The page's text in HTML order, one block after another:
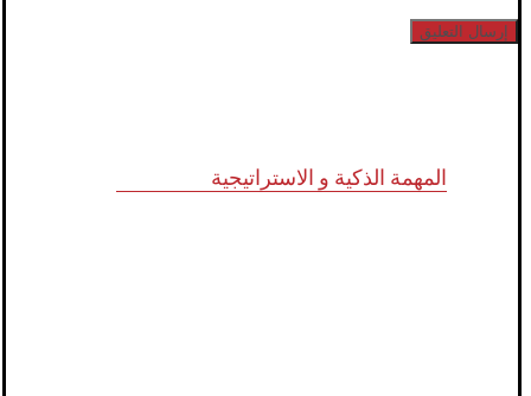
المهمة الذكية و الاستراتيجية